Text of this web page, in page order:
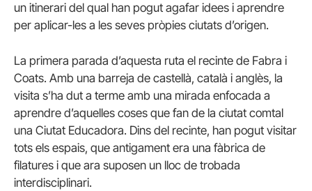
un itinerari del qual han pogut agafar idees i aprendre
per aplicar-les a les seves pròpies ciutats d’origen.
La primera parada d’aquesta ruta el recinte de Fabra i
Coats. Amb una barreja de castellà, català i anglès, la
visita s’ha dut a terme amb una mirada enfocada a
aprendre d’aquelles coses que fan de la ciutat comtal
una Ciutat Educadora. Dins del recinte, han pogut visitar
tots els espais, que antigament era una fàbrica de
filatures i que ara suposen un lloc de trobada
interdisciplinari.